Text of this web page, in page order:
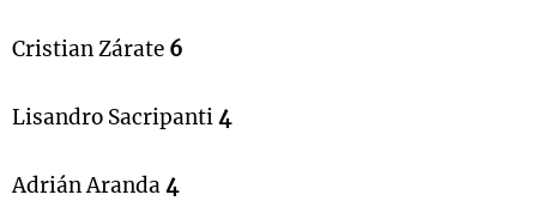
Cristian Zárate 6
Lisandro Sacripanti4
Adrián Aranda4